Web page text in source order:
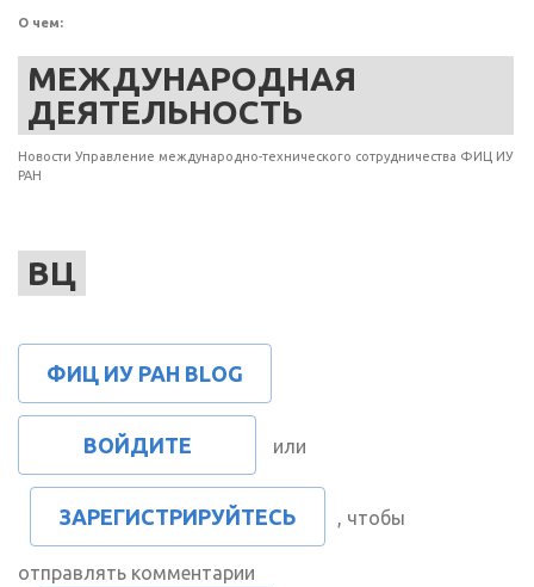
О чем:
МЕЖДУНАРОДНАЯ
ДЕЯТЕЛЬНОСТЬ
Новости Управление международно-технического сотрудничества ФИЦ ИУ
РАН
ВЦ
ФИЦ ИУ РАН BLOG
ВОЙДИТЕ или
ЗАРЕГИСТРИРУЙТЕСЬ , чтобы
отправлять комментарии